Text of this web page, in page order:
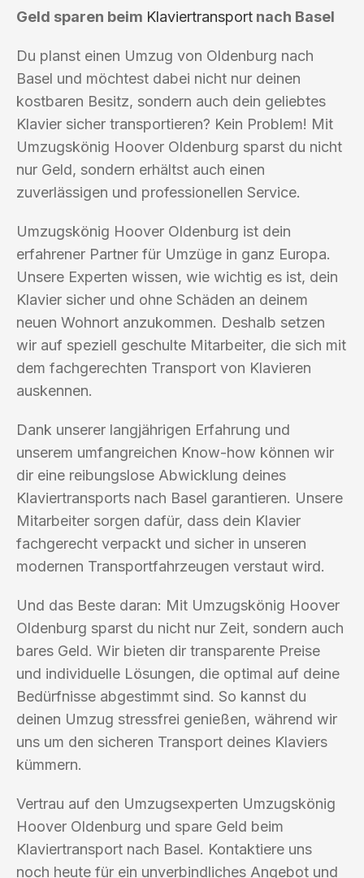
Geld sparen beim Klaviertransport nach Basel
Du planst einen Umzug von Oldenburg nach
Basel und möchtest dabei nicht nur deinen
kostbaren Besitz, sondern auch dein geliebtes
Klavier sicher transportieren? Kein Problem! Mit
Umzugskönig Hoover Oldenburg sparst du nicht
nur Geld, sondern erhältst auch einen
zuverlässigen und professionellen Service.
Umzugskönig Hoover Oldenburg ist dein
erfahrener Partner für Umzüge in ganz Europa.
Unsere Experten wissen, wie wichtig es ist, dein
Klavier sicher und ohne Schäden an deinem
neuen Wohnort anzukommen. Deshalb setzen
wir auf speziell geschulte Mitarbeiter, die sich mit
dem fachgerechten Transport von Klavieren
auskennen.
Dank unserer langjährigen Erfahrung und
unserem umfangreichen Know-how können wir
dir eine reibungslose Abwicklung deines
Klaviertransports nach Basel garantieren. Unsere
Mitarbeiter sorgen dafür, dass dein Klavier
fachgerecht verpackt und sicher in unseren
modernen Transportfahrzeugen verstaut wird.
Und das Beste daran: Mit Umzugskönig Hoover
Oldenburg sparst du nicht nur Zeit, sondern auch
bares Geld. Wir bieten dir transparente Preise
und individuelle Lösungen, die optimal auf deine
Bedürfnisse abgestimmt sind. So kannst du
deinen Umzug stressfrei genießen, während wir
uns um den sicheren Transport deines Klaviers
kümmern.
Vertrau auf den Umzugsexperten Umzugskönig
Hoover Oldenburg und spare Geld beim
Klaviertransport nach Basel. Kontaktiere uns
noch heute für ein unverbindliches Angebot und